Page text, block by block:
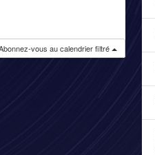
vous au calendrier filtré